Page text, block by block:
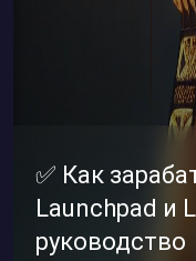
✅ Как
Launchpad и
руководство